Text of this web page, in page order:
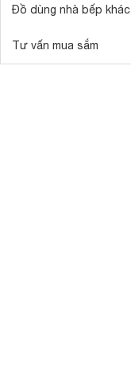
Đồ dùng nhà bếp khác
Tư vấn mua sắm